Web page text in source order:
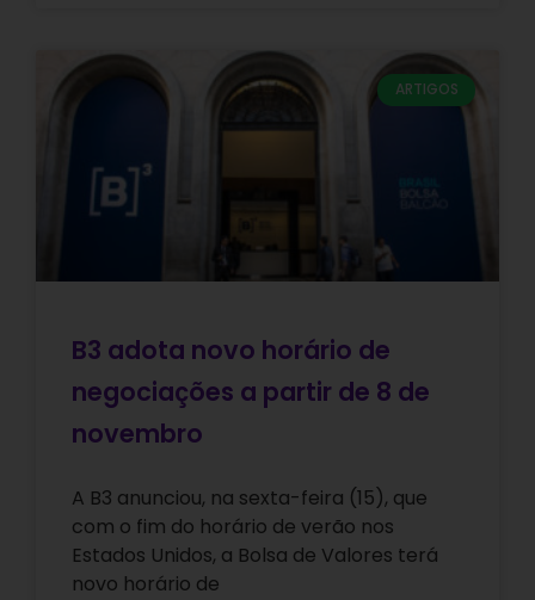
ARTIGOS
B3 adota novo horário de
negociações a partir de 8 de
novembro
A B3 anunciou, na sexta-feira (15), que
com o fim do horário de verão nos
Estados Unidos, a Bolsa de Valores terá
novo horário de